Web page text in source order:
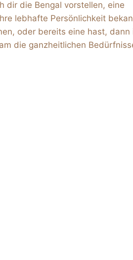
dir die Bengal vorstellen, eine
lebhafte Persönlichkeit
oder bereits eine hast, dann
die ganzheitlichen